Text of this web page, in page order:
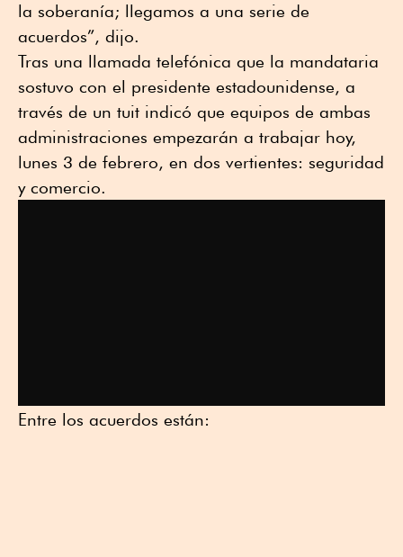
la soberanía; llegamos a una serie de
acuerdos”, dijo.
Tras una llamada telefónica que la mandataria
sostuvo con el presidente estadounidense, a
través de un tuit indicó que equipos de ambas
administraciones empezarán a trabajar hoy,
lunes 3 de febrero, en dos vertientes: seguridad
y comercio.
Entre los acuerdos están: